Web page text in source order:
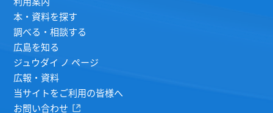
本・資料を探す
調べる・相談する
広島を知る
ジュウダイ ノ ページ
広報・資料
当サイトをご利用の皆様へ
お問い合わせ